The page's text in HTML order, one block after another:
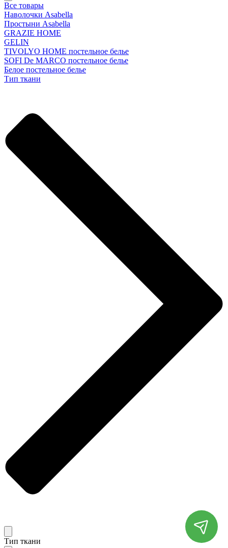
Все товары
Наволочки Asabella
Простыни Asabella
GRAZIE HOME
GELIN
TIVOLYO HOME постельное белье
SOFI De MARCO постельное белье
Белое постельное белье
Тип ткани
Тип ткани